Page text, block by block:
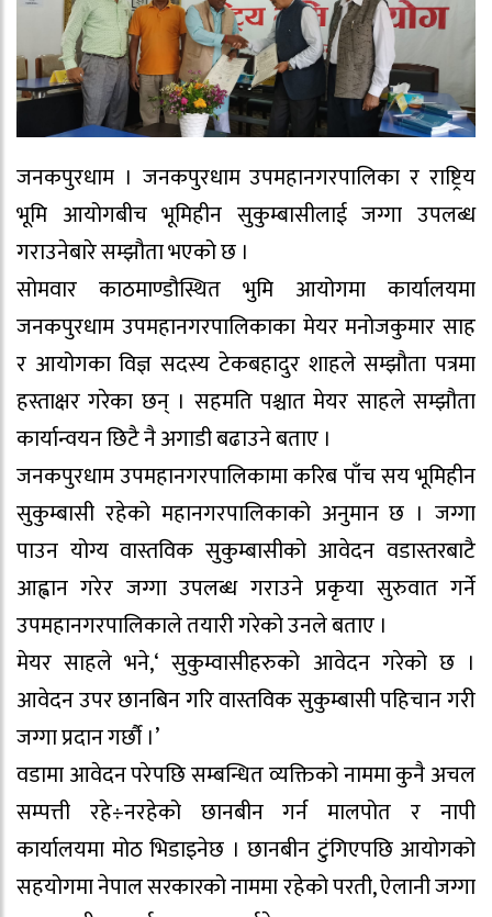
जनकपुरधाम । जनकपुरधाम उपमहानगरपालिका र राष्ट्रिय
भूमि आयोगबीच भूमिहीन सुकुम्बासीलाई जग्गा उपलब्ध
गराउनेबारे सम्झौता भएको छ ।
सोमवार काठमाण्डौस्थित भुमि आयोगमा कार्यालयमा
जनकपुरधाम उपमहानगरपालिकाका मेयर मनोजकुमार साह
र आयोगका विज्ञ सदस्य टेकबहादुर शाहले सम्झौता पत्रमा
हस्ताक्षर गरेका छन् । सहमति पश्चात मेयर साहले सम्झौता
कार्यान्वयन छिटै नै अगाडी बढाउने बताए ।
जनकपुरधाम उपमहानगरपालिकामा करिब पाँच सय भूमिहीन
सुकुम्बासी रहेको महानगरपालिकाको अनुमान छ । जग्गा
पाउन योग्य वास्तविक सुकुम्बासीको आवेदन वडास्तरबाटै
आह्वान गरेर जग्गा उपलब्ध गराउने प्रकृया सुरुवात गर्ने
उपमहानगरपालिकाले तयारी गरेको उनले बताए ।
मेयर साहले भने,‘ सुकुम्वासीहरुको आवेदन गरेको छ ।
आवेदन उपर छानबिन गरि वास्तविक सुकुम्बासी पहिचान गरी
जग्गा प्रदान गर्छौ ।’
वडामा आवेदन परेपछि सम्बन्धित व्यक्तिको नाममा कुनै अचल
सम्पत्ती रहे÷नरहेको छानबीन गर्न मालपोत र नापी
कार्यालयमा मोठ भिडाइनेछ । छानबीन टुंगिएपछि आयोगको
सहयोगमा नेपाल सरकारको नाममा रहेको परती, ऐलानी जग्गा